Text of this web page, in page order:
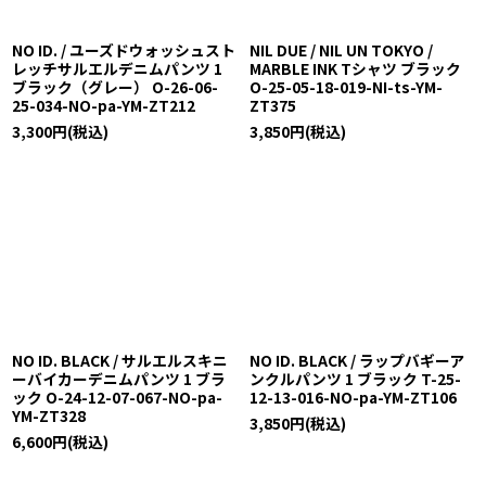
NO ID. / ユーズドウォッシュスト
レッチサルエルデニムパンツ 1
ブラック（グレー） O-26-06-
25-034-NO-pa-YM-ZT212
3,300円(税込)
NIL DUE / NIL UN TOKYO /
MARBLE INK Tシャツ ブラック
O-25-05-18-019-NI-ts-YM-
ZT375
3,850円(税込)
NO ID. BLACK / サルエルスキニ
ーバイカーデニムパンツ 1 ブラ
ック O-24-12-07-067-NO-pa-
YM-ZT328
6,600円(税込)
NO ID. BLACK / ラップバギーア
ンクルパンツ 1 ブラック T-25-
12-13-016-NO-pa-YM-ZT106
3,850円(税込)